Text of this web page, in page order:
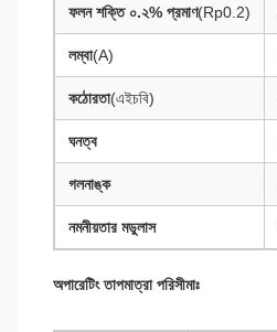
ফলন শক্তি ০.২% প্রমাণ(Rp0.2)
লম্বা(A)
কঠোরতা(এইচবি)
ঘনত্ব
গলনাঙ্ক
নমনীয়তার মডুলাস
অপারেটিং তাপমাত্রা পরিসীমাঃ